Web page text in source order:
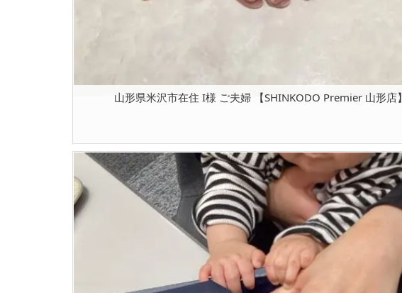
山形県米沢市在住 I様 ご夫婦 【SHINKODO Premier 山形店】